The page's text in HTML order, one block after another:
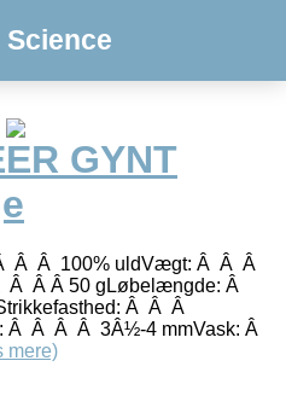
GYNT
Â Â 100% uldVægt: Â Â Â
Â Â 50 gLøbelængde: Â
Â Â Â
Â Â Â Â 3Â½-4 mmVask: Â
mere)